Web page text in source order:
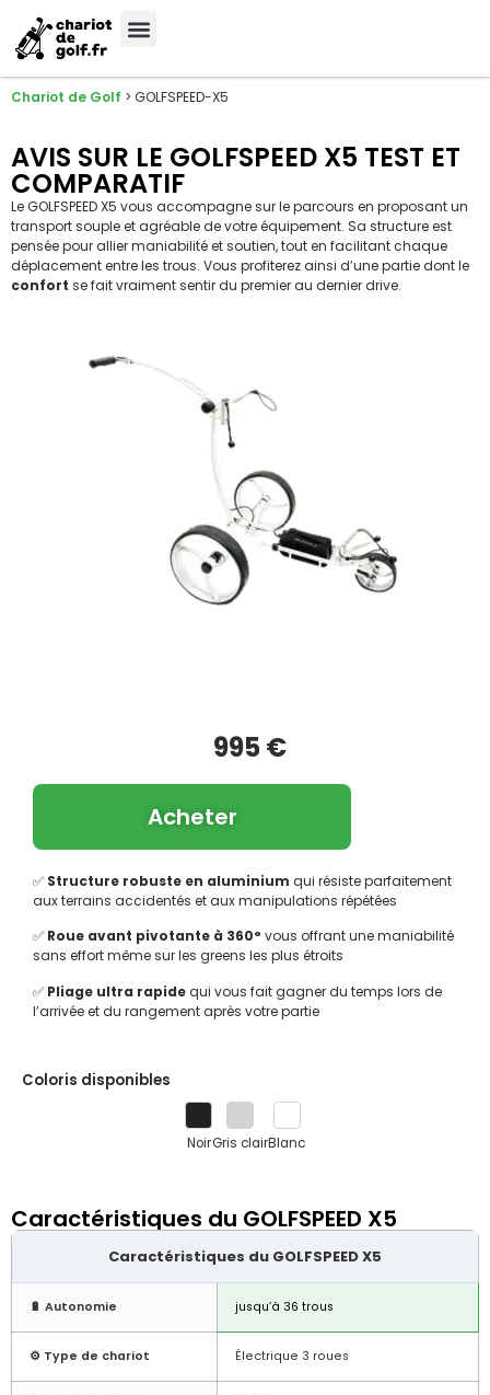
Chariot de Golf > GOLFSPEED-X5
AVIS SUR LE GOLFSPEED X5 TEST ET
COMPARATIF
Le GOLFSPEED X5 vous accompagne sur le parcours en proposant un
transport souple et agréable de votre équipement. Sa structure est
pensée pour allier maniabilité et soutien, tout en facilitant chaque
déplacement entre les trous. Vous profiterez ainsi d’une partie dont le
confort se fait vraiment sentir du premier au dernier drive.
✅ Structure robuste en aluminium qui résiste parfaitement
aux terrains accidentés et aux manipulations répétées
✅ Roue avant pivotante à 360° vous offrant une maniabilité
sans effort même sur les greens les plus étroits
✅ Pliage ultra rapidequi vous fait gagner du temps lors de
l’arrivée et du rangement après votre partie
Coloris disponibles
NoirGris clairBlanc
995 €
Acheter
Caractéristiques du GOLFSPEED X5
Caractéristiques du GOLFSPEED X5
🔋 Autonomie jusqu’à 36 trous
⚙️ Type de chariot Électrique 3 roues